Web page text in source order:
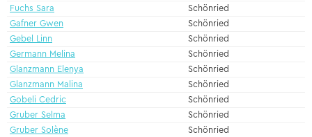
Fuchs Sara
Schönried
Gafner Gwen
Schönried
Gebel Linn
Schönried
Germann Melina
Schönried
Glanzmann Elenya
Schönried
Glanzmann Malina
Schönried
Gobeli Cedric
Schönried
Gruber Selma
Schönried
Gruber Solène
Schönried